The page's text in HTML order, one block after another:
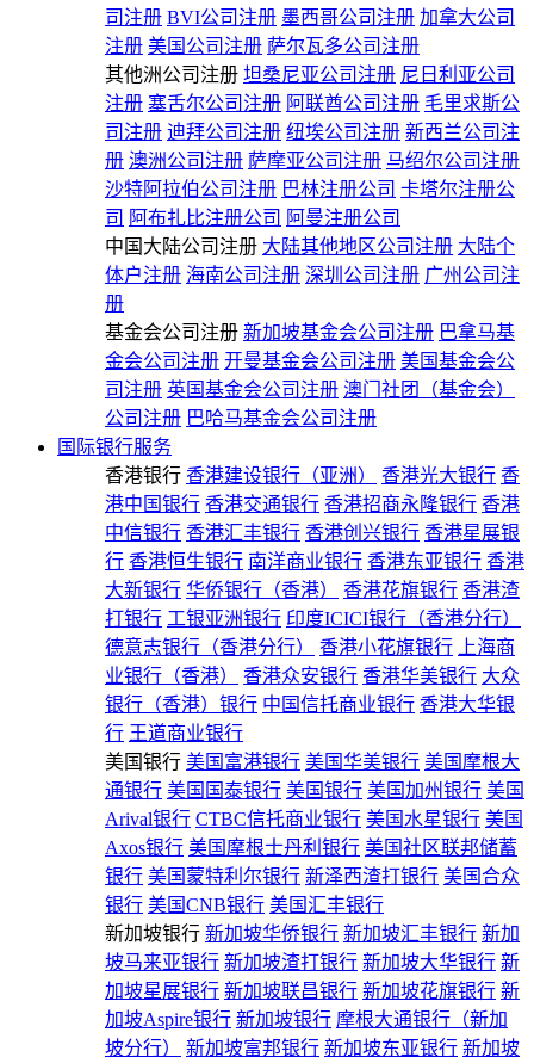
司注册 BVI公司注册 墨西哥公司注册 加拿大公司
注册 美国公司注册 萨尔瓦多公司注册
其他洲公司注册 坦桑尼亚公司注册 尼日利亚公司
注册 塞舌尔公司注册 阿联酋公司注册 毛里求斯公
司注册 迪拜公司注册 纽埃公司注册 新西兰公司注
册 澳洲公司注册 萨摩亚公司注册 马绍尔公司注册
沙特阿拉伯公司注册 巴林注册公司 卡塔尔注册公
司 阿布扎比注册公司 阿曼注册公司
中国大陆公司注册 大陆其他地区公司注册 大陆个
体户注册 海南公司注册 深圳公司注册 广州公司注
册
基金会公司注册 新加坡基金会公司注册 巴拿马基
金会公司注册 开曼基金会公司注册 美国基金会公
司注册 英国基金会公司注册 澳门社团（基金会）
公司注册 巴哈马基金会公司注册
国际银行服务
香港银行 香港建设银行（亚洲） 香港光大银行 香
港中国银行 香港交通银行 香港招商永隆银行 香港
中信银行 香港汇丰银行 香港创兴银行 香港星展银
行 香港恒生银行 南洋商业银行 香港东亚银行 香港
大新银行 华侨银行（香港） 香港花旗银行 香港渣
打银行 工银亚洲银行 印度ICICI银行（香港分行）
德意志银行（香港分行）
香港小花旗银行
上海商
业银行（香港）
香港众安银行 香港华美银行 大众
银行（香港）银行 中国信托商业银行 香港大华银
行 王道商业银行
美国银行 美国富港银行 美国华美银行 美国摩根大
通银行 美国国泰银行 美国银行 美国加州银行 美国
Arival银行 CTBC信托商业银行 美国水星银行 美国
Axos银行 美国摩根士丹利银行 美国社区联邦储蓄
银行 美国蒙特利尔银行 新泽西渣打银行 美国合众
银行 美国CNB银行 美国汇丰银行
新加坡银行 新加坡华侨银行 新加坡汇丰银行 新加
坡马来亚银行 新加坡渣打银行 新加坡大华银行 新
加坡星展银行 新加坡联昌银行 新加坡花旗银行 新
加坡Aspire银行 新加坡银行 摩根大通银行（新加
坡分行）
新加坡富邦银行 新加坡东亚银行 新加坡